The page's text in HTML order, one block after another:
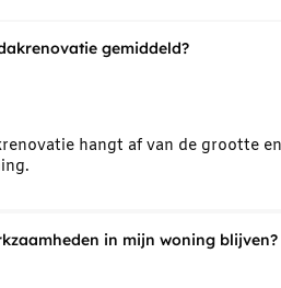
gemiddeld?
hangt af van de grootte
in mijn woning blijven?